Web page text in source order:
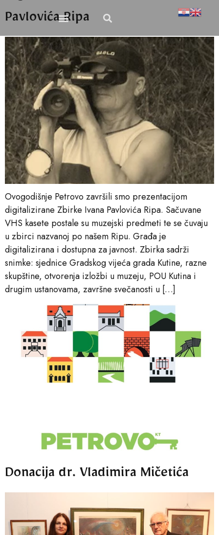
Pavlovića Ripa
Ovogodišnje Petrovo završili smo prezentacijom
digitalizirane Zbirke Ivana Pavlovića Ripa. Sačuvane
VHS kasete postale su muzejski predmeti te se čuvaju
u zbirci nazvanoj po našem Ripu. Građa je
digitalizirana i dostupna za javnost. Zbirka sadrži
snimke: sjednice Gradskog vijeća grada Kutine, razne
skupštine, otvorenja izložbi u muzeju, POU Kutina i
drugim ustanovama, završne svečanosti u […]
Donacija dr. Vladimira Mičetića